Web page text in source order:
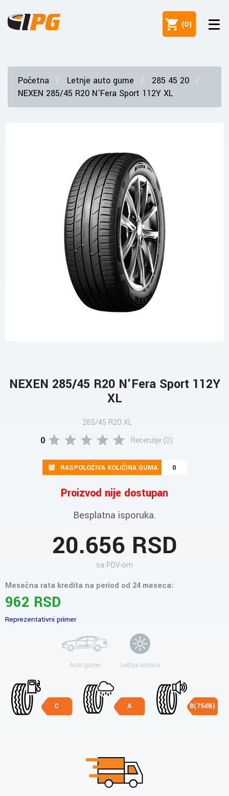
(0)
Početna Letnje auto gume
285 45 20
NEXEN 285/45 R20 N'Fera Sport 112Y XL
NEXEN 285/45 R20 N'Fera Sport 112Y
XL
285/45 R20 XL
0 Recenzije (0)
RASPOLOŽIVA KOLIČINA GUMA 0
Proizvod nije dostupan
Besplatna isporuka.
20.656 RSD
sa PDV-om
Mesečna rata kredita na period od 24 meseca:
962 RSD
Reprezentativni primer
Auto gume Letnja sezona
C A B(75dB)